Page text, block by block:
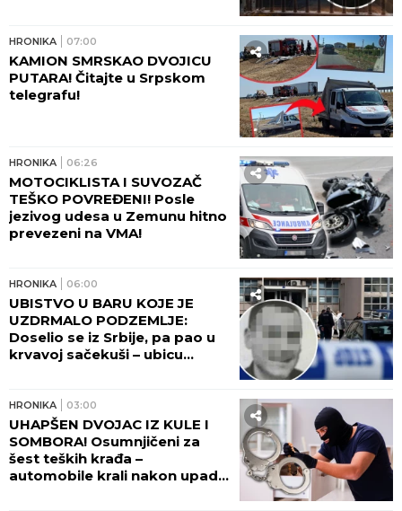
HRONIKA 07:00
KAMION SMRSKAO DVOJICU
PUTARA! Čitajte u Srpskom
telegrafu!
HRONIKA 06:26
MOTOCIKLISTA I SUVOZAČ
TEŠKO POVREĐENI! Posle
jezivog udesa u Zemunu hitno
prevezeni na VMA!
HRONIKA 06:00
UBISTVO U BARU KOJE JE
UZDRMALO PODZEMLJE:
Doselio se iz Srbije, pa pao u
krvavoj sačekuši – ubicu
HRONIKA 03:00
UHAPŠEN DVOJAC IZ KULE I
SOMBORA! Osumnjičeni za
šest teških krađa –
automobile krali nakon upada